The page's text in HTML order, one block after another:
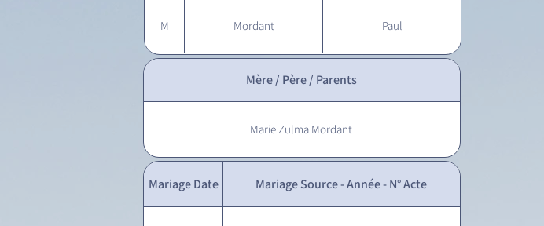
M Mordant Paul
Mère / Père / Parents
Marie Zulma Mordant
Mariage Date Mariage Source - Année - N° Acte